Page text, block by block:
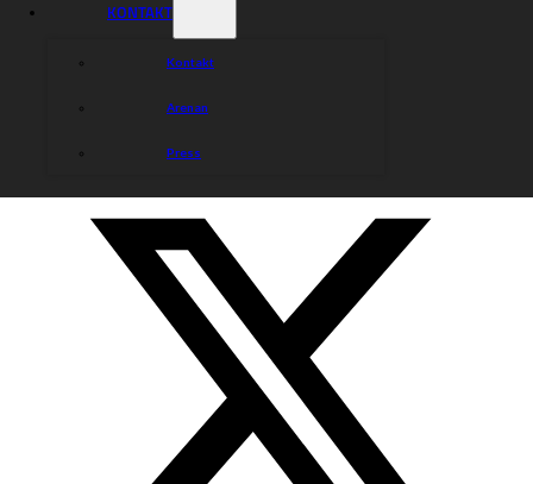
KONTAKT
Kontakt
Arenan
Press